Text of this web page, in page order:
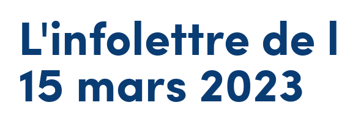
L'infolettre de
15 mars 2023